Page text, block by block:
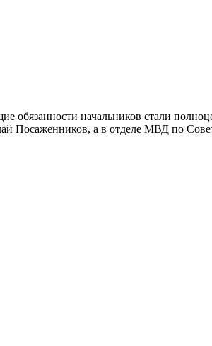
обязанности начальников стали
Посаженников, а в отделе МВД по